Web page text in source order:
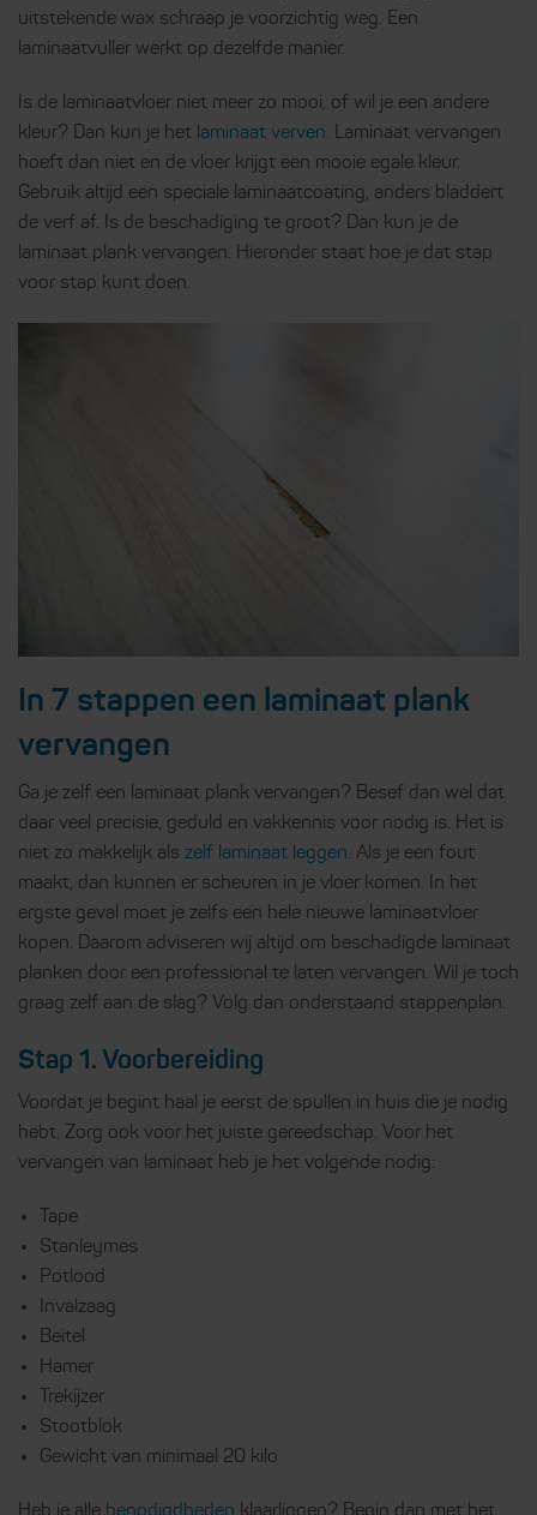
uitstekende wax schraap je voorzichtig weg. Een
laminaatvuller werkt op dezelfde manier.
Is de laminaatvloer niet meer zo mooi, of wil je een andere
kleur? Dan kun je het laminaat verven. Laminaat vervangen
hoeft dan niet en de vloer krijgt een mooie egale kleur.
Gebruik altijd een speciale laminaatcoating, anders bladdert
de verf af. Is de beschadiging te groot? Dan kun je de
laminaat plank vervangen. Hieronder staat hoe je dat stap
voor stap kunt doen.
In 7 stappen een laminaat plank
vervangen
Ga je zelf een laminaat plank vervangen? Besef dan wel dat
daar veel precisie, geduld en vakkennis voor nodig is. Het is
niet zo makkelijk als zelf laminaat leggen. Als je een fout
maakt, dan kunnen er scheuren in je vloer komen. In het
ergste geval moet je zelfs een hele nieuwe laminaatvloer
kopen. Daarom adviseren wij altijd om beschadigde laminaat
planken door een professional te laten vervangen. Wil je toch
graag zelf aan de slag? Volg dan onderstaand stappenplan.
Stap 1. Voorbereiding
Voordat je begint haal je eerst de spullen in huis die je nodig
hebt. Zorg ook voor het juiste gereedschap. Voor het
vervangen van laminaat heb je het volgende nodig:
Tape
Stanleymes
Potlood
Invalzaag
Beitel
Hamer
Trekijzer
Stootblok
Gewicht van minimaal 20 kilo